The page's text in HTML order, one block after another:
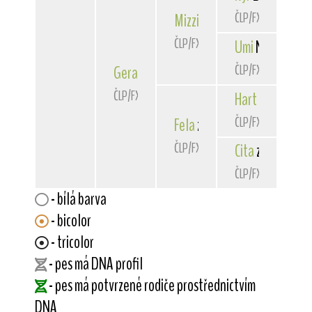
Gera
ČLP/FXD/29415
Mizzio z Rataj
ČLP/FXD/27099
Felaz Viselců
ČLP/FXD/28178
ČLP/FXD/26074
UmiNorlov
ČLP/FXD/24262
Hart
ČLP/FXD/25648
Citaz Viselců
ČLP/FXD/25883
- bílá barva
- bicolor
- tricolor
- pes má DNA profil
- pes má potvrzené rodiče prostřednictvím